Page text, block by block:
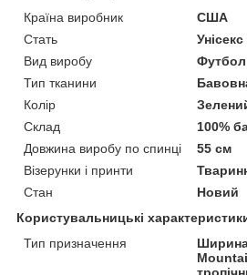
Країна виробник
США
Стать
Унісекс
Вид виробу
Тип тканини
Колір
Склад
100%
Довжина виробу по спинці
55 см
Візерунки і принти
Стан
Новий
Користувальницькі
Тип призначення